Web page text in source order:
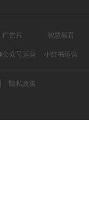
广告片 智慧教育
公众号运营 小红书运营
隐私政策